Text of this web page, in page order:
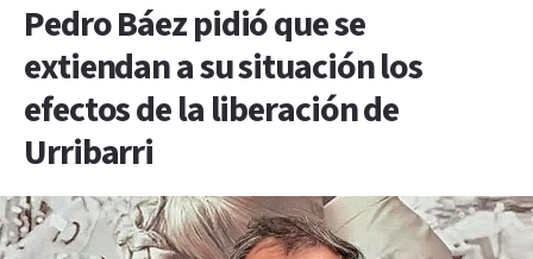
Pedro Báez pidió que se
extiendan a su situación los
efectos de la liberación de
Urribarri